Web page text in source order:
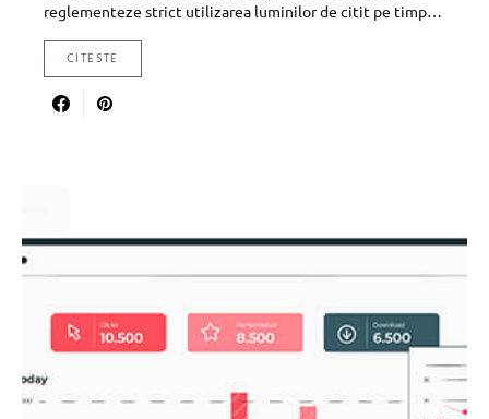
reglementeze strict utilizarea luminilor de citit pe timp…
CITESTE